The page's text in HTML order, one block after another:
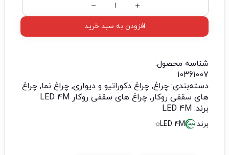
افزودن به سبد خرید
شناسه محصول:
10361007
دسته‌بندی: چراغ, چراغ دکوراتیو و دیواری, چراغ نما, چراغ
های سقفی روکار, چراغ های سقفی روکار LED 4M
برند: LED 4M
برند: LED 4M